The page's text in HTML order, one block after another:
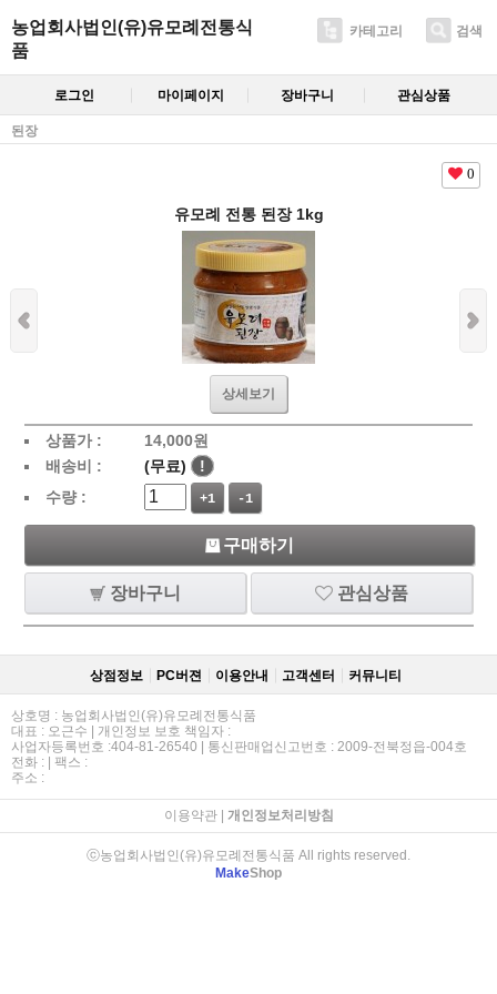
농업회사법인(유)유모례전통식
품
카테고리 검색
로그인 마이페이지 장바구니 관심상품
된장
0
유모례 전통 된장 1kg
상세보기
상품가 : 14,000원
배송비 :
(무료)
!
수량 :
+1 -1
구매하기
장바구니 관심상품
상점정보 PC버젼 이용안내 고객센터 커뮤니티
상호명 : 농업회사법인(유)유모례전통식품
대표 : 오근수 | 개인정보 보호 책임자 :
사업자등록번호 :404-81-26540 | 통신판매업신고번호 : 2009-전북정읍-004호
전화 : | 팩스 :
주소 :
이용약관| 개인정보처리방침
ⓒ농업회사법인(유)유모례전통식품 All rights reserved.
MakeShop